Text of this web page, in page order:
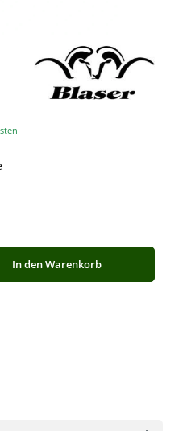
Wert ein oder benutze die
In den Warenkorb